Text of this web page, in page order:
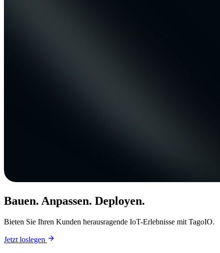
Bauen. Anpassen. Deployen.
Bieten Sie Ihren Kunden herausragende IoT-Erlebnisse mit TagoIO.
Jetzt loslegen